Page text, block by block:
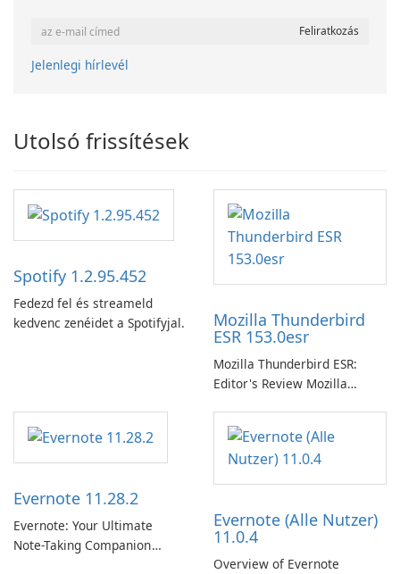
Jelenlegi hírlevél
Utolsó frissítések
Spotify 1.2.95.452
Fedezd fel és streameld
kedvenc zenéidet a Spotifyjal.
Mozilla Thunderbird
ESR 153.0esr
Mozilla Thunderbird ESR:
Editor's Review Mozilla
Support Release) is the long-
term support channel of the
Thunderbird desktop email
client designed for
need predictable …
Evernote 11.28.2
Evernote: Your Ultimate
Note-Taking Companion
Evernote (Alle Nutzer)
11.0.4
Overview of Evernote